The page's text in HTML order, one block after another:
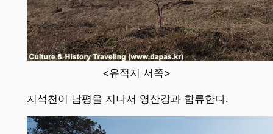
<유적지 서쪽>
지석천이 남평을 지나서 영산강과 합류한다.